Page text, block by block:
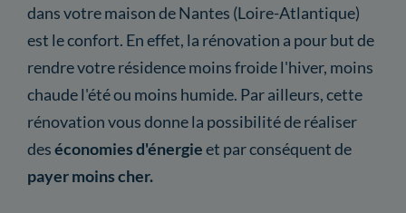
dans votre maison de Nantes (Loire-Atlantique)
est le confort. En effet, la rénovation a pour but de
rendre votre résidence moins froide l'hiver, moins
chaude l'été ou moins humide. Par ailleurs, cette
rénovation vous donne la possibilité de réaliser
deséconomies d'énergieet par conséquent de
payer moins cher.